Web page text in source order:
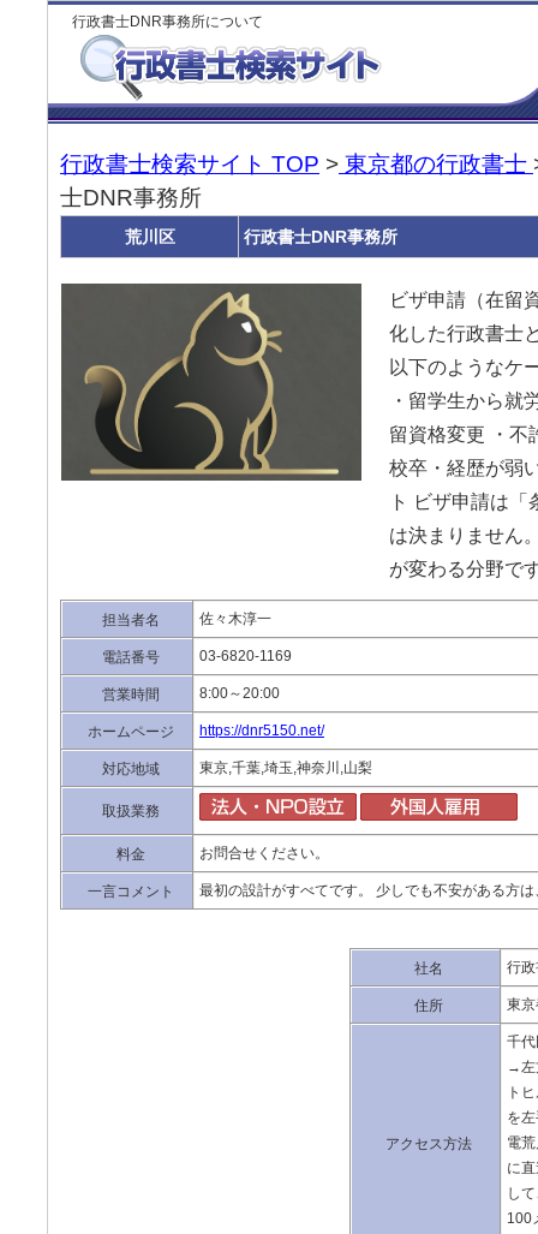
行政書士DNR事務所について
行政書士検索サイト TOP > 東京都の行政書士
士DNR事務所
荒川区 行政書士DNR事務所
ビザ申請（在留
化した行政書士
以下のようなケ
・留学生から就
留資格変更 ・不
校卒・経歴が弱
ト ビザ申請は
は決まりません
が変わる分野で
担当者名 佐々木淳一
電話番号 03-6820-1169
営業時間 8:00～20:00
ホームページ https://dnr5150.net/
対応地域 東京,千葉,埼玉,神奈川,山梨
取扱業務
料金 お問合せください。
一言コメント 最初の設計がすべてです。 少しでも不安がある方
社名 行
住所 東
アクセス方法
千
→左
ト
を
電
に
し
100